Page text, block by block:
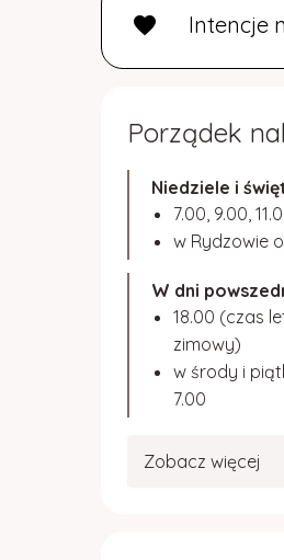
favorite Intencje
Porządek
Niedziele i
7.00, 9.00,
w Rydzowie
W dni
18.00 (czas
zimowy)
w środy i
7.00
Zobacz więcej